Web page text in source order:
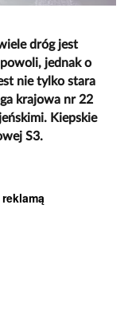
dróg jest
jednak o
nie tylko stara
krajowa nr 22
Kiepskie
S3.